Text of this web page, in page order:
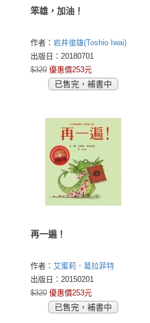
笨雄，加油！
作者： 岩井俊雄(Toshio Iwai)
出版日：20180701
$320 優惠價253元
已售完，補書中
再一遍！
作者： 艾蜜莉．葛拉菲特
出版日：20150201
$320 優惠價253元
已售完，補書中